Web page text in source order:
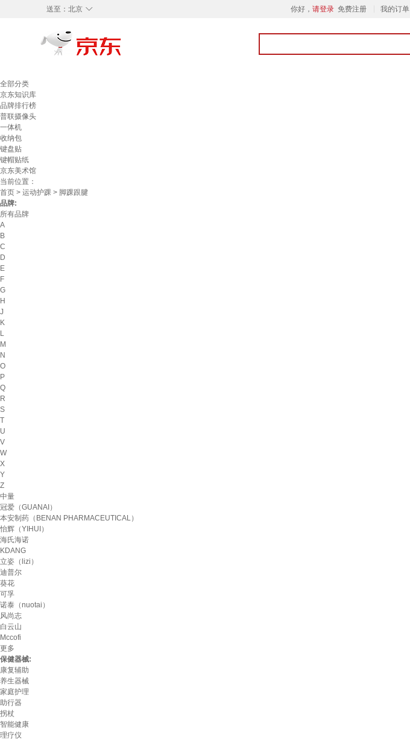
◇
送至： 北京 你好， 请登录 免费注册 我的订单
全部分类
京东知识库
品牌排行榜
普联摄像头
一体机
收纳包
键盘贴
键帽贴纸
京东美术馆
当前位置：
首页 > 运动护踝 > 脚踝跟腱
品牌:
所有品牌
A
B
C
D
E
F
G
H
J
K
L
M
N
O
P
Q
R
S
T
U
V
W
X
Y
Z
中量
冠爱（GUANAI）
本安制药（BENAN PHARMACEUTICAL）
怡辉（YIHUI）
海氏海诺
KDANG
立姿（lizi）
迪普尔
葵花
可孚
诺泰（nuotai）
风尚志
白云山
Mccofi
更多
保健器械:
康复辅助
养生器械
家庭护理
助行器
拐杖
智能健康
理疗仪